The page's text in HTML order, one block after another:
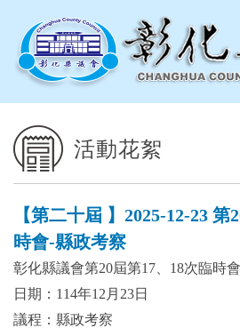
活動花絮
【第二十屆 】2025-12-23
時會-縣政考察
彰化縣議會第20屆第17、18次臨時會
日期：114年12月23日
議程：縣政考察